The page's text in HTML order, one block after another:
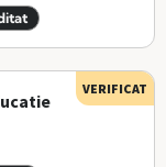
VERIFICAT